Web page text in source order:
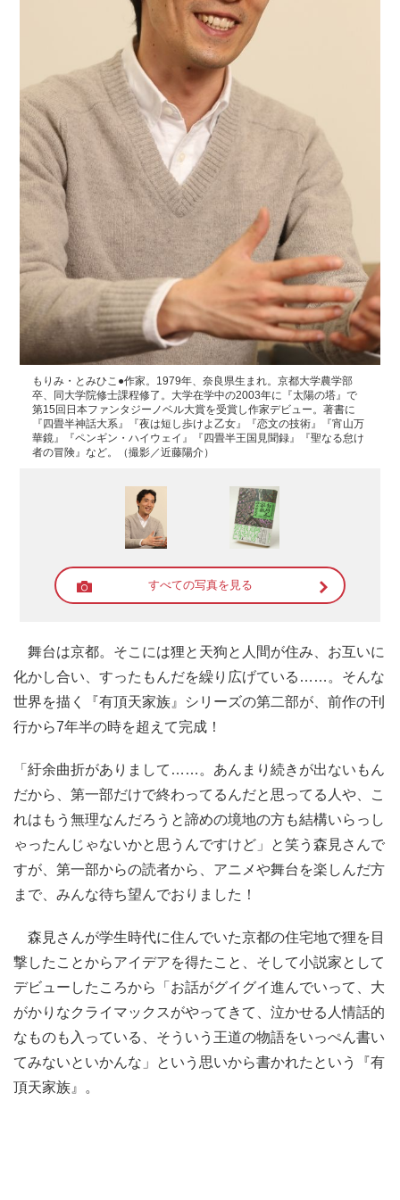
もりみ・とみひこ●作家。1979年、奈良県生まれ。京都大学農学部
卒、同大学院修士課程修了。大学在学中の2003年に『太陽の塔』で
第15回日本ファンタジーノベル大賞を受賞し作家デビュー。著書に
『四畳半神話大系』『夜は短し歩けよ乙女』『恋文の技術』『宵山万
華鏡』『ペンギン・ハイウェイ』『四畳半王国見聞録』『聖なる怠け
者の冒険』など。（撮影／近藤陽介）
すべての写真を見る
舞台は京都。そこには狸と天狗と人間が住み、お互いに
化かし合い、すったもんだを繰り広げている……。そんな
世界を描く『有頂天家族』シリーズの第二部が、前作の刊
行から7年半の時を超えて完成！
「紆余曲折がありまして……。あんまり続きが出ないもん
だから、第一部だけで終わってるんだと思ってる人や、こ
れはもう無理なんだろうと諦めの境地の方も結構いらっし
ゃったんじゃないかと思うんですけど」と笑う森見さんで
すが、第一部からの読者から、アニメや舞台を楽しんだ方
まで、みんな待ち望んでおりました！
森見さんが学生時代に住んでいた京都の住宅地で狸を目
撃したことからアイデアを得たこと、そして小説家として
デビューしたころから「お話がグイグイ進んでいって、大
がかりなクライマックスがやってきて、泣かせる人情話的
なものも入っている、そういう王道の物語をいっぺん書い
てみないといかんな」という思いから書かれたという『有
頂天家族』。